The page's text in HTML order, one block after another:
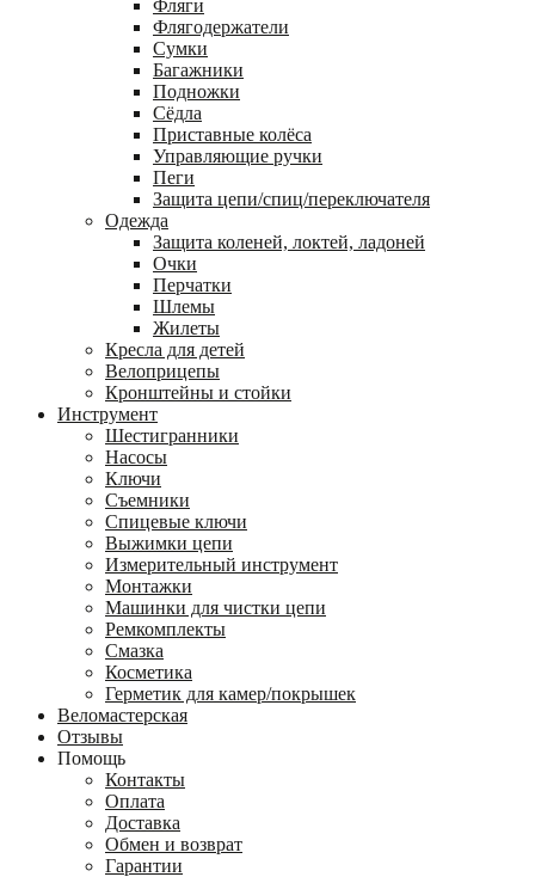
Фляги
Флягодержатели
Сумки
Багажники
Подножки
Сёдла
Приставные колёса
Управляющие ручки
Пеги
Защита цепи/спиц/переключателя
Одежда
Защита коленей, локтей, ладоней
Очки
Перчатки
Шлемы
Жилеты
Кресла для детей
Велоприцепы
Кронштейны и стойки
Инструмент
Шестигранники
Насосы
Ключи
Съемники
Спицевые ключи
Выжимки цепи
Измерительный инструмент
Монтажки
Машинки для чистки цепи
Ремкомплекты
Смазка
Косметика
Герметик для камер/покрышек
Веломастерская
Отзывы
Помощь
Контакты
Оплата
Доставка
Обмен и возврат
Гарантии